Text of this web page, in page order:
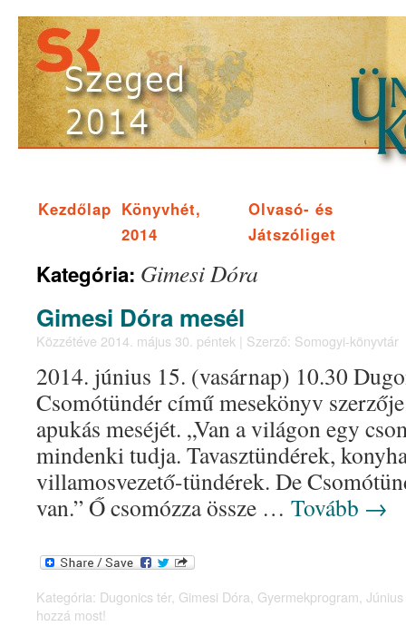
Kezdőlap Könyvhét,
2014
Olvasó- és
Játszóliget
Kategória: Gimesi Dóra
Gimesi Dóra mesél
Közzétéve 2014. május 30. péntek | Szerző: Somogyi-könyvtár
2014. június 15. (vasárnap) 10.30
Csomótündér című mesekönyv
apukás meséjét. „Van a világon egy
mindenki tudja. Tavasztündérek,
villamosvezető-tündérek. De
van.” Ő csomózza össze … Tovább →
Kategória: Dugonics tér, Gimesi Dóra, Gyermekprogram,
hozzá most!